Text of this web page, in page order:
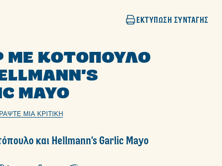
ΕΚΤΎΠΩΣΗ ΣΥΝΤΑΓΉΣ
ΜΕ ΚΟΤΌΠΟΥΛΟ
MAYO
ΜΙΑ ΚΡΙΤΙΚΉ
και Hellmann's Garlic Mayo